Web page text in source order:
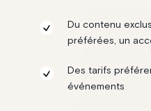
Du contenu
préférées, un
Des tarifs
événements